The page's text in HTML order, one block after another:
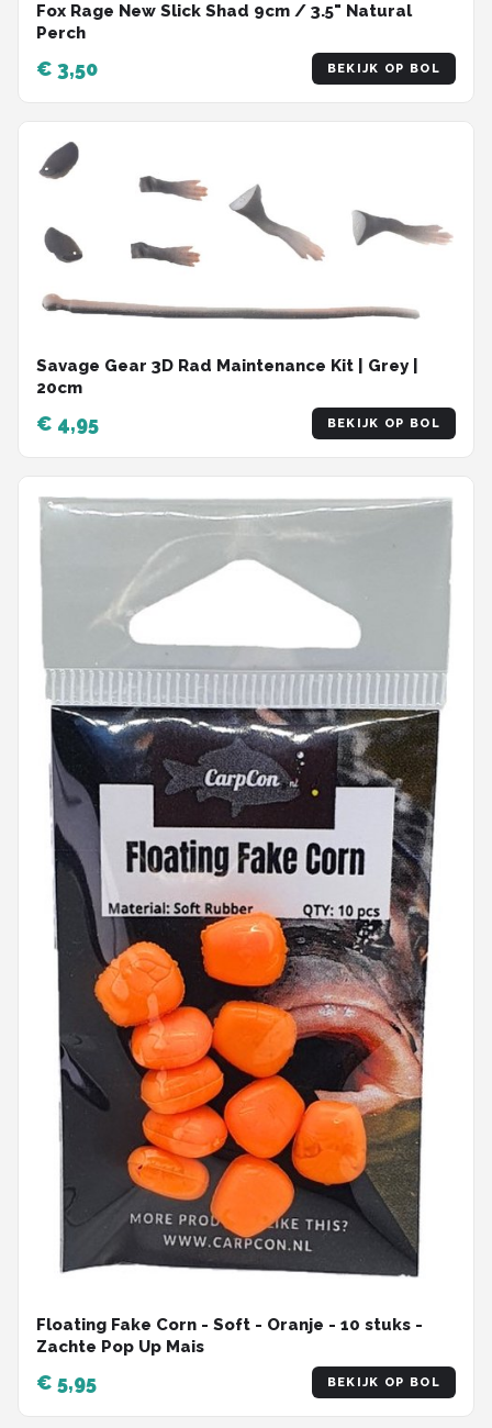
Korda
Rapala
PB Products
Fox Rage
Rozemeijer
Gamakatsu
Mikado
Fox Rage New Slick Shad 9cm / 3.5" Natural
Perch
€ 3,50 BEKIJK OP BOL
Savage Gear 3D Rad Maintenance Kit | Grey |
20cm
€ 4,95 BEKIJK OP BOL
Floating Fake Corn - Soft - Oranje - 10 stuks -
Zachte Pop Up Mais
€ 5,95 BEKIJK OP BOL